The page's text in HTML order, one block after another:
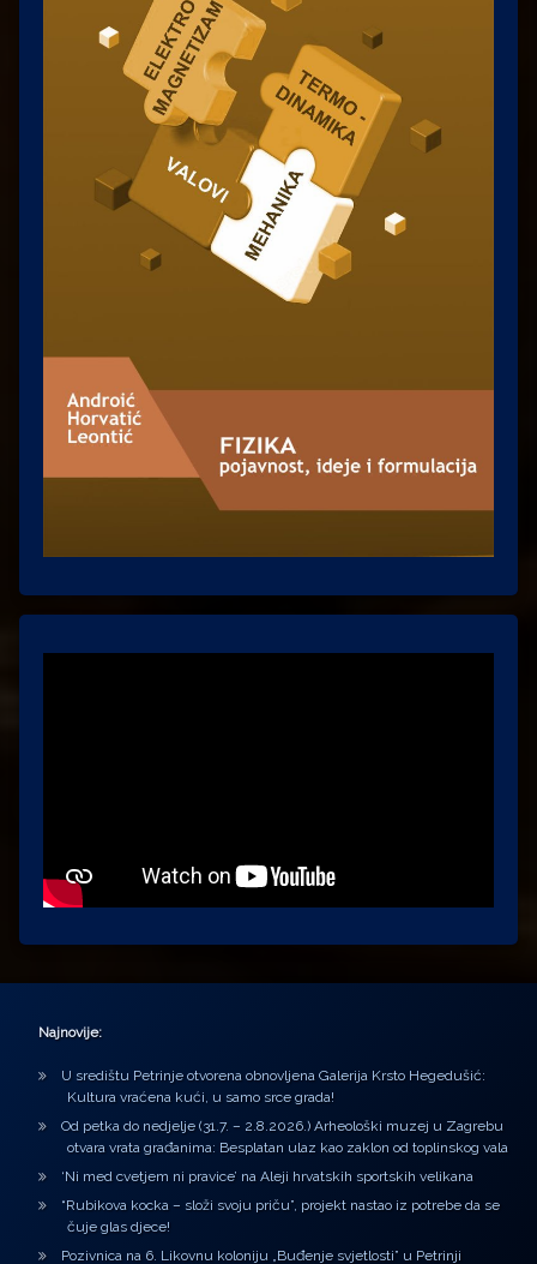
Najnovije:
U središtu Petrinje otvorena obnovljena Galerija Krsto Hegedušić:
Kultura vraćena kući, u samo srce grada!
Od petka do nedjelje (31.7. – 2.8.2026.) Arheološki muzej u Zagrebu
otvara vrata građanima: Besplatan ulaz kao zaklon od toplinskog vala
‘Ni med cvetjem ni pravice’ na Aleji hrvatskih sportskih velikana
“Rubikova kocka – složi svoju priču”, projekt nastao iz potrebe da se
čuje glas djece!
Pozivnica na 6. Likovnu koloniju „Buđenje svjetlosti” u Petrinji